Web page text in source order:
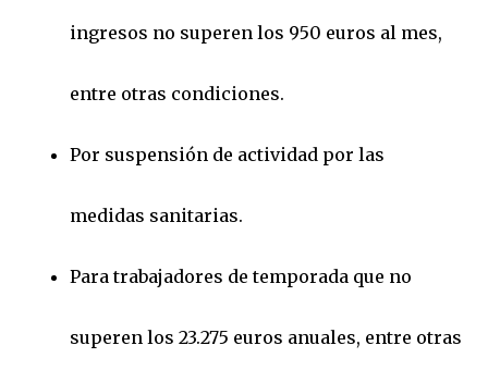
ingresos no superen los 950 euros al mes,
entre otras condiciones.
Por suspensión de actividad por las
medidas sanitarias.
Para trabajadores de temporada que no
superen los 23.275 euros anuales, entre otras